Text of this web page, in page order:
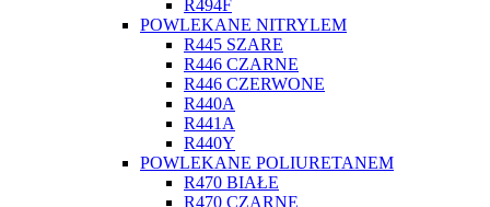
R494F
POWLEKANE NITRYLEM
R445 SZARE
R446 CZARNE
R446 CZERWONE
R440A
R441A
R440Y
POWLEKANE POLIURETANEM
R470 BIAŁE
R470 CZARNE